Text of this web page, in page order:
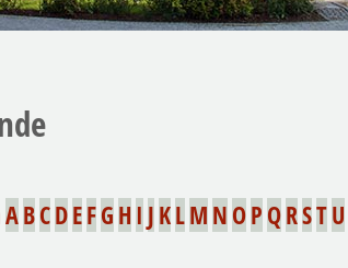
ABCDEFGH I JKLMNOPQRSTU